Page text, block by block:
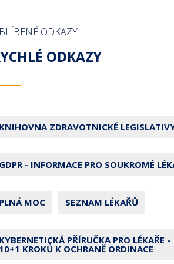
ODKAZY
ODKAZY
ZDRAVOTNICKÉ
- INFORMACE PRO SOUKROMÉ
MOC SEZNAM LÉKAŘŮ
PŘÍRUČKA PRO LÉKAŘE -
KROKŮ K OCHRANĚ ORDINACE